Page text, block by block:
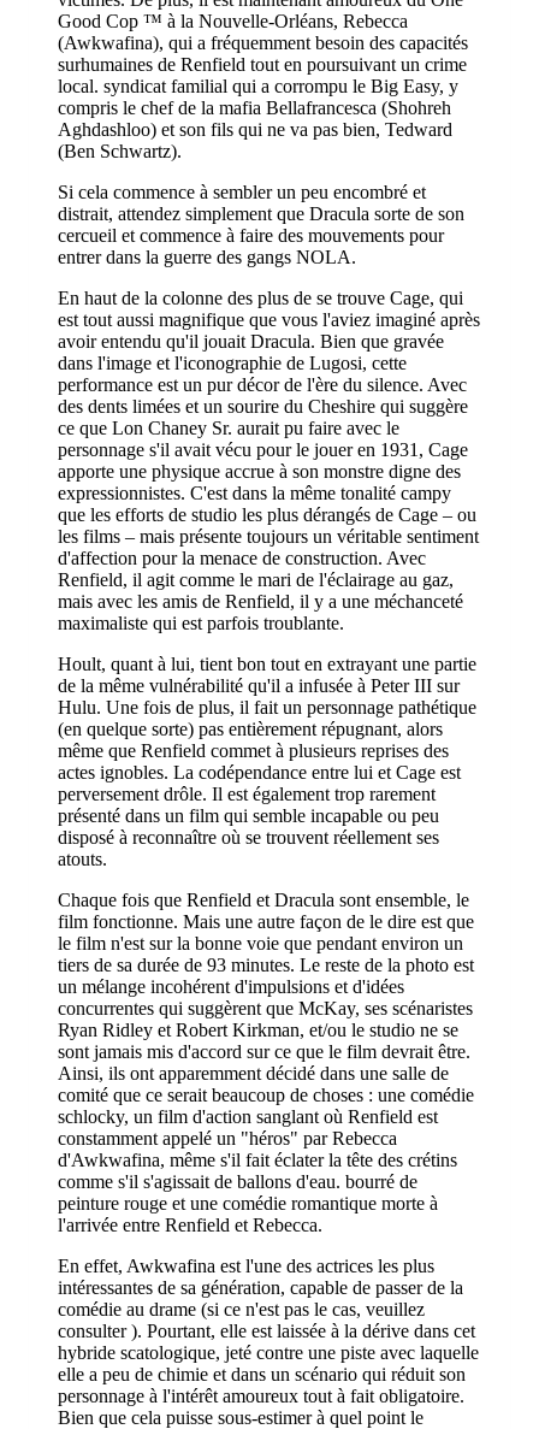
Good Cop ™ à la Nouvelle-Orléans, Rebecca
(Awkwafina), qui a fréquemment besoin des capacités
surhumaines de Renfield tout en poursuivant un crime
local. syndicat familial qui a corrompu le Big Easy, y
compris le chef de la mafia Bellafrancesca (Shohreh
Aghdashloo) et son fils qui ne va pas bien, Tedward
(Ben Schwartz).
Si cela commence à sembler un peu encombré et
distrait, attendez simplement que Dracula sorte de son
cercueil et commence à faire des mouvements pour
entrer dans la guerre des gangs NOLA.
En haut de la colonne des plus de se trouve Cage, qui
est tout aussi magnifique que vous l'aviez imaginé après
avoir entendu qu'il jouait Dracula. Bien que gravée
dans l'image et l'iconographie de Lugosi, cette
performance est un pur décor de l'ère du silence. Avec
des dents limées et un sourire du Cheshire qui suggère
ce que Lon Chaney Sr. aurait pu faire avec le
personnage s'il avait vécu pour le jouer en 1931, Cage
apporte une physique accrue à son monstre digne des
expressionnistes. C'est dans la même tonalité campy
que les efforts de studio les plus dérangés de Cage – ou
les films – mais présente toujours un véritable sentiment
d'affection pour la menace de construction. Avec
Renfield, il agit comme le mari de l'éclairage au gaz,
mais avec les amis de Renfield, il y a une méchanceté
maximaliste qui est parfois troublante.
Hoult, quant à lui, tient bon tout en extrayant une partie
de la même vulnérabilité qu'il a infusée à Peter III sur
Hulu. Une fois de plus, il fait un personnage pathétique
(en quelque sorte) pas entièrement répugnant, alors
même que Renfield commet à plusieurs reprises des
actes ignobles. La codépendance entre lui et Cage est
perversement drôle. Il est également trop rarement
présenté dans un film qui semble incapable ou peu
disposé à reconnaître où se trouvent réellement ses
atouts.
Chaque fois que Renfield et Dracula sont ensemble, le
film fonctionne. Mais une autre façon de le dire est que
le film n'est sur la bonne voie que pendant environ un
tiers de sa durée de 93 minutes. Le reste de la photo est
un mélange incohérent d'impulsions et d'idées
concurrentes qui suggèrent que McKay, ses scénaristes
Ryan Ridley et Robert Kirkman, et/ou le studio ne se
sont jamais mis d'accord sur ce que le film devrait être.
Ainsi, ils ont apparemment décidé dans une salle de
comité que ce serait beaucoup de choses : une comédie
schlocky, un film d'action sanglant où Renfield est
constamment appelé un "héros" par Rebecca
d'Awkwafina, même s'il fait éclater la tête des crétins
comme s'il s'agissait de ballons d'eau. bourré de
peinture rouge et une comédie romantique morte à
l'arrivée entre Renfield et Rebecca.
En effet, Awkwafina est l'une des actrices les plus
intéressantes de sa génération, capable de passer de la
comédie au drame (si ce n'est pas le cas, veuillez
consulter ). Pourtant, elle est laissée à la dérive dans cet
hybride scatologique, jeté contre une piste avec laquelle
elle a peu de chimie et dans un scénario qui réduit son
personnage à l'intérêt amoureux tout à fait obligatoire.
Bien que cela puisse sous-estimer à quel point le